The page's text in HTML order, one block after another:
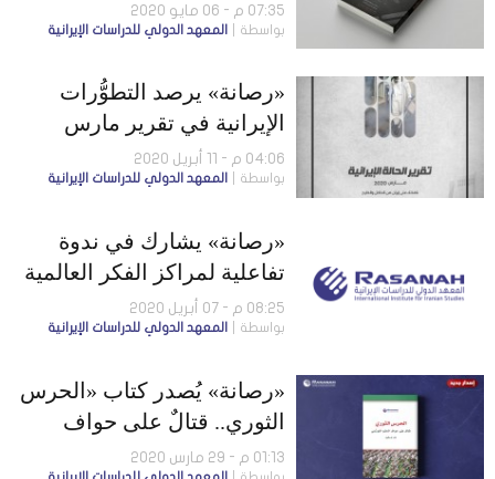
07:35 م - 06 مايو 2020
بواسطة المعهد الدولي للدراسات الإيرانية
«رصانة» يرصد التطوُّرات
الإيرانية في تقرير مارس
2020م
04:06 م - 11 أبريل 2020
بواسطة المعهد الدولي للدراسات الإيرانية
«رصانة» يشارك في ندوة
تفاعلية لمراكز الفكر العالمية
حول إنقاذ الأرواح وسبل
العيش
08:25 م - 07 أبريل 2020
بواسطة المعهد الدولي للدراسات الإيرانية
«رصانة» يُصدر كتاب «الحرس
الثوري.. قتالٌ على حواف
الحلم التوسُّعي»
01:13 م - 29 مارس 2020
بواسطة المعهد الدولي للدراسات الإيرانية